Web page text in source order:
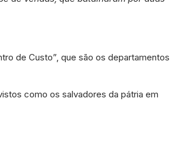
de Custo”, que são os departamentos
como os salvadores da pátria em